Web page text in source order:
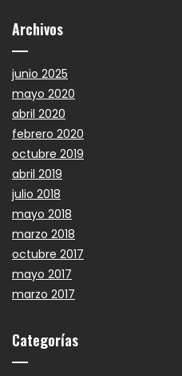
Archivos
junio 2025
mayo 2020
abril 2020
febrero 2020
octubre 2019
abril 2019
julio 2018
mayo 2018
marzo 2018
octubre 2017
mayo 2017
marzo 2017
Categorías